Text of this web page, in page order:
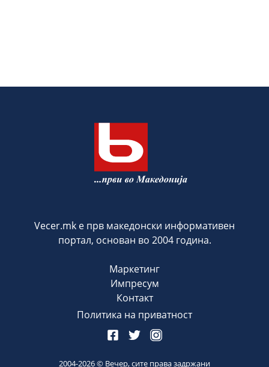
Vecer.mk е прв македонски информативен
портал, основан во 2004 година.
Маркетинг
Импресум
Контакт
Политика на приватност
2004-2026© Вечер, сите права задржани